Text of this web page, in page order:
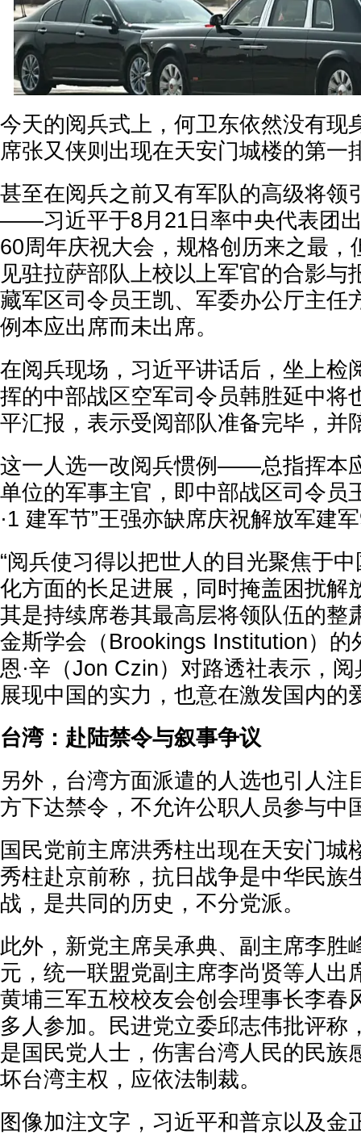
今天的阅兵式上，何卫东依然没有现
席张又侠则出现在天安门城楼的第一
甚至在阅兵之前又有军队的高级将领
——习近平于8月21日率中央代表团
60周年庆祝大会，规格创历来之最，
见驻拉萨部队上校以上军官的合影与
藏军区司令员王凯、军委办公厅主任
例本应出席而未出席。
在阅兵现场，习近平讲话后，坐上检
挥的中部战区空军司令员韩胜延中将
平汇报，表示受阅部队准备完毕，并
这一人选一改阅兵惯例——总指挥本
单位的军事主官，即中部战区司令员
·1 建军节”王强亦缺席庆祝解放军建
“阅兵使习得以把世人的目光聚焦于
化方面的长足进展，同时掩盖困扰解
其是持续席卷其最高层将领队伍的整
金斯学会（Brookings Institution）的
恩·辛（Jon Czin）对路透社表示，
展现中国的实力，也意在激发国内的
台湾：赴陆禁令与叙事争议
另外，台湾方面派遣的人选也引人注
方下达禁令，不允许公职人员参与中
国民党前主席洪秀柱出现在天安门城
秀柱赴京前称，抗日战争是中华民族
战，是共同的历史，不分党派。
此外，新党主席吴承典、副主席李胜
元，统一联盟党副主席李尚贤等人出
黄埔三军五校校友会创会理事长李春
多人参加。民进党立委邱志伟批评称
是国民党人士，伤害台湾人民的民族
坏台湾主权，应依法制裁。
图像加注文字，习近平和普京以及金